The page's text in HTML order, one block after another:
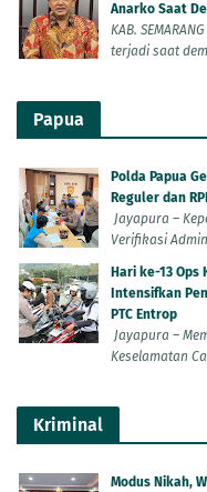
Anarko Saat
KAB.
terjadi saat
Papua
Polda Papua
Reguler dan
Jayapura –
Verifikasi
Hari ke-13 Ops
Intensifkan
PTC Entrop
Jayapura –
Keselamatan
Kriminal
Modus Nikah,